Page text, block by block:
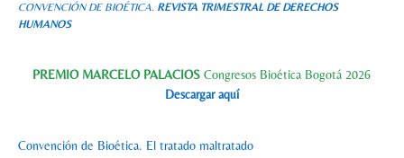
CONVENCIÓN DE BIOÉTICA. REVISTA TRIMESTRAL DE DERECHOS
HUMANOS
PREMIO MARCELO PALACIOSCongresos Bioética Bogotá 2026
Descargar aquí
Convención de Bioética. El tratado maltratado